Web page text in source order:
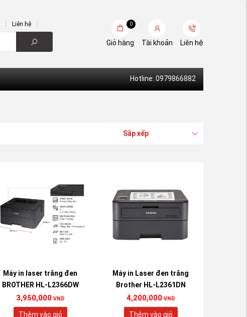
Liên hệ 0
Giỏ hàng Tài khoản Liên hệ
Hotline: 0979866882
Sắp xếp
Máy in laser trắng đen
BROTHER HL-L2366DW
3,950,000 VND
Thêm vào giỏ
Máy in Laser đen trắng
Brother HL-L2361DN
4,200,000 VND
Thêm vào giỏ